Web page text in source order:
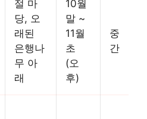
절 마
당, 오
래된
은행나
무 아
래
10월
말 ~
11월
초
(오
후)
중
간